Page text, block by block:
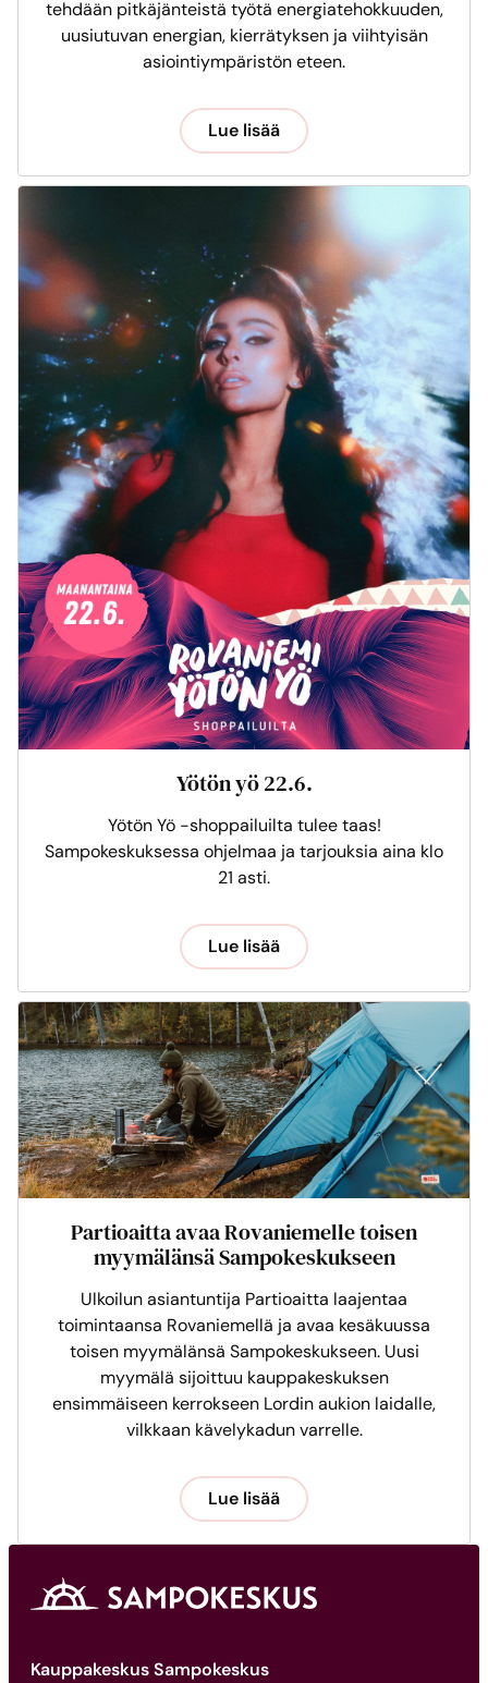
tehdään pitkäjänteistä työtä energiatehokkuuden,
uusiutuvan energian, kierrätyksen ja viihtyisän
asiointiympäristön eteen.
Lue lisää
Yötön yö 22.6.
Yötön Yö -shoppailuilta tulee taas!
Sampokeskuksessa ohjelmaa ja tarjouksia aina klo
21 asti.
Lue lisää
Partioaitta avaa Rovaniemelle toisen
myymälänsä Sampokeskukseen
Ulkoilun asiantuntija Partioaitta laajentaa
toimintaansa Rovaniemellä ja avaa kesäkuussa
toisen myymälänsä Sampokeskukseen. Uusi
myymälä sijoittuu kauppakeskuksen
ensimmäiseen kerrokseen Lordin aukion laidalle,
vilkkaan kävelykadun varrelle.
Lue lisää
Kauppakeskus Sampokeskus